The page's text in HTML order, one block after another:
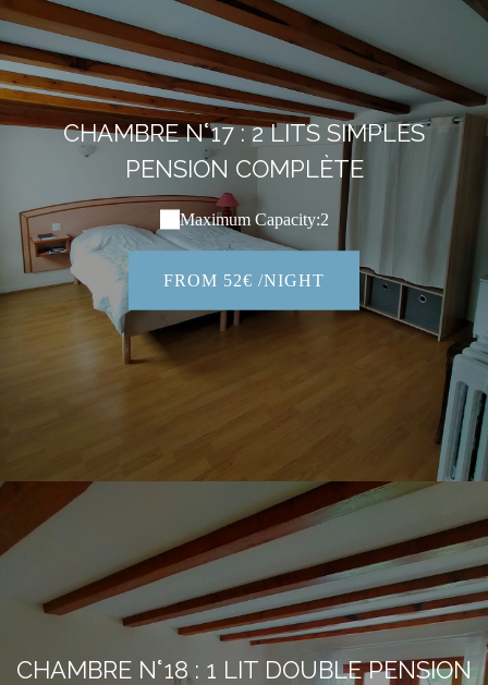
CHAMBRE N°17 : 2 LITS SIMPLES
PENSION COMPLÈTE
Maximum Capacity:2
FROM 52€ /NIGHT
CHAMBRE N°18 : 1 LIT DOUBLE PENSION